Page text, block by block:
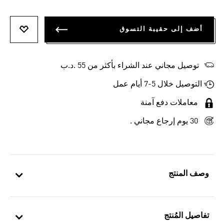
وصف المنتج
تفاصيل المُنتج
أضف إلى حقيبة التسوق
توصيل مجاني عند الشراء بأكثر من 55 .د.ب‎
التوصيل خلال 5-7 أيام عمل
معاملات دفع آمنة